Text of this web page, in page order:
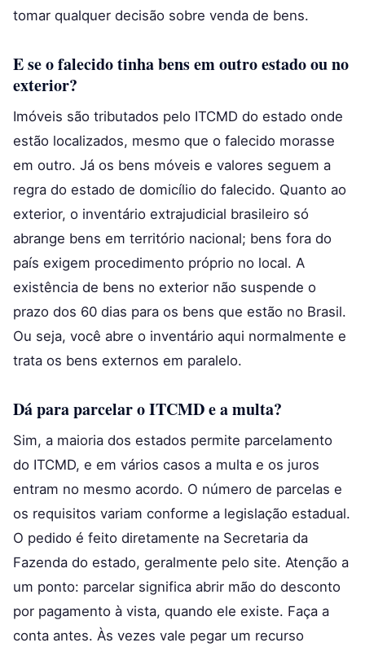
tomar qualquer decisão sobre venda de bens.
E se o falecido tinha bens em outro estado ou no
exterior?
Imóveis são tributados pelo ITCMD do estado onde
estão localizados, mesmo que o falecido morasse
em outro. Já os bens móveis e valores seguem a
regra do estado de domicílio do falecido. Quanto ao
exterior, o inventário extrajudicial brasileiro só
abrange bens em território nacional; bens fora do
país exigem procedimento próprio no local. A
existência de bens no exterior não suspende o
prazo dos 60 dias para os bens que estão no Brasil.
Ou seja, você abre o inventário aqui normalmente e
trata os bens externos em paralelo.
Dá para parcelar o ITCMD e a multa?
Sim, a maioria dos estados permite parcelamento
do ITCMD, e em vários casos a multa e os juros
entram no mesmo acordo. O número de parcelas e
os requisitos variam conforme a legislação estadual.
O pedido é feito diretamente na Secretaria da
Fazenda do estado, geralmente pelo site. Atenção a
um ponto: parcelar significa abrir mão do desconto
por pagamento à vista, quando ele existe. Faça a
conta antes. Às vezes vale pegar um recurso